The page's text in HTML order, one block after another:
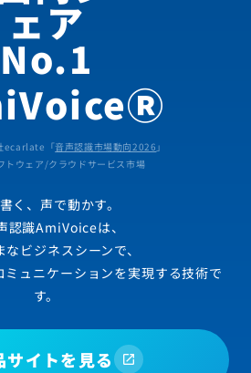
ecarlate「音声認識市場動向2026 」
トウェア/クラウドサービス市場
く、声で動かす。
認識AmiVoiceは、
なビジネスシーンで、
ミュニケーションを実現する技術で
す。
サイトを見る